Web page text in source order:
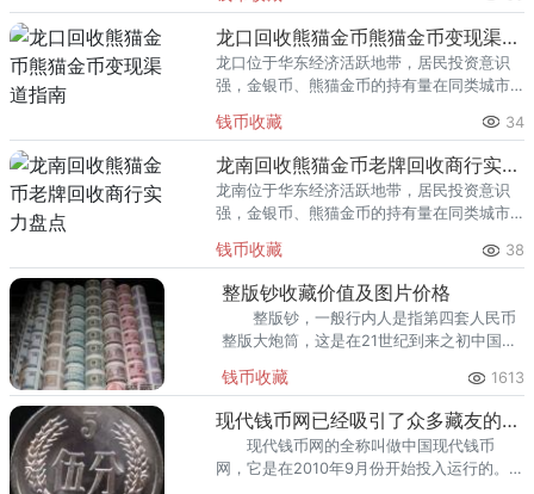
回收渠道里，能精准识别版别溢
龙口回收熊猫金币熊猫金币变现渠道指南
龙口位于华东经济活跃地带，居民投资意识
强，金银币、熊猫金币的持有量在同类城市
熊猫金币的需求就明显升温，但鱼龙混杂的
回收渠道里，能精准识别版别溢
钱币收藏 34
龙南回收熊猫金币老牌回收商行实力盘点
龙南位于华东经济活跃地带，居民投资意识
强，金银币、熊猫金币的持有量在同类城市
熊猫金币的需求就明显升温，但鱼龙混杂的
回收渠道里，能精准识别版别溢
钱币收藏 38
整版钞收藏价值及图片价格
整版钞，一般行内人是指第四套人民币
整版大炮筒，这是在21世纪到来之初中国人
四套人民币币种的基础上进行严格挑选，特
别装帧发行的一套整版连体钞。
钱币收藏 1613
现代钱币网已经吸引了众多藏友的关注
现代钱币网的全称叫做中国现代钱币
网，它是在2010年9月份开始投入运行的。网